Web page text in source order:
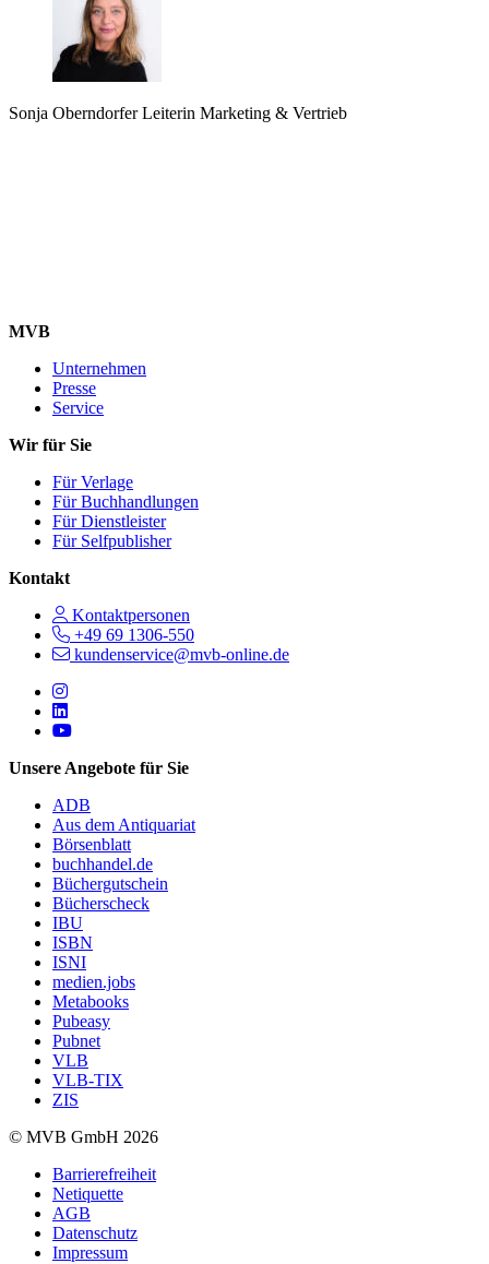
Sonja OberndorferLeiterin Marketing & Vertrieb
MVB
Unternehmen
Presse
Service
Wir für Sie
Für Verlage
Für Buchhandlungen
Für Dienstleister
Für Selfpublisher
Kontakt
Kontaktpersonen
+49 69 1306-550
kundenservice@mvb-online.de
Follow us on https://www.instagram.com/lifeatmvb/
Follow us on https://www.linkedin.com/company/mvbbooks
Follow us on https://www.youtube.com/@mvbbooks
Unsere Angebote für Sie
ADB
Aus dem Antiquariat
Börsenblatt
buchhandel.de
Büchergutschein
Bücherscheck
IBU
ISBN
ISNI
medien.jobs
Metabooks
Pubeasy
Pubnet
VLB
VLB-TIX
ZIS
© MVB GmbH 2026
Barrierefreiheit
Netiquette
AGB
Datenschutz
Impressum